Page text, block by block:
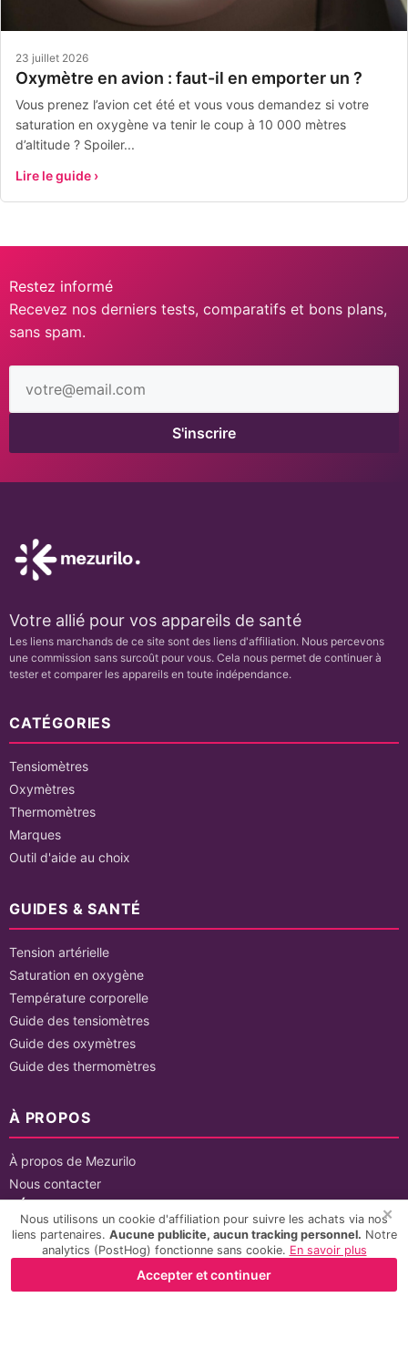
23 juillet 2026
Oxymètre en avion : faut-il en emporter un ?
Vous prenez l’avion cet été et vous vous demandez si votre
saturation en oxygène va tenir le coup à 10 000 mètres
d’altitude ? Spoiler...
Lire le guide ›
Restez informé
Recevez nos derniers tests, comparatifs et bons plans,
sans spam.
email
S'inscrire
Votre allié pour vos appareils de santé
Les liens marchands de ce site sont des liens d'affiliation. Nous percevons
une commission sans surcoût pour vous. Cela nous permet de continuer à
tester et comparer les appareils en toute indépendance.
CATÉGORIES
Tensiomètres
Oxymètres
Thermomètres
Marques
Outil d'aide au choix
GUIDES & SANTÉ
Tension artérielle
Saturation en oxygène
Température corporelle
Guide des tensiomètres
Guide des oxymètres
Guide des thermomètres
À PROPOS
À propos de Mezurilo
Nous contacter
LÉGALES
Mentions légales
Politique de confidentialité
CGU
✕
Nous utilisons un cookie d'affiliation pour suivre les achats via nos
liens partenaires. Aucune publicite, aucun tracking personnel. Notre
analytics (PostHog) fonctionne sans cookie. En savoir plus
Accepter et continuer